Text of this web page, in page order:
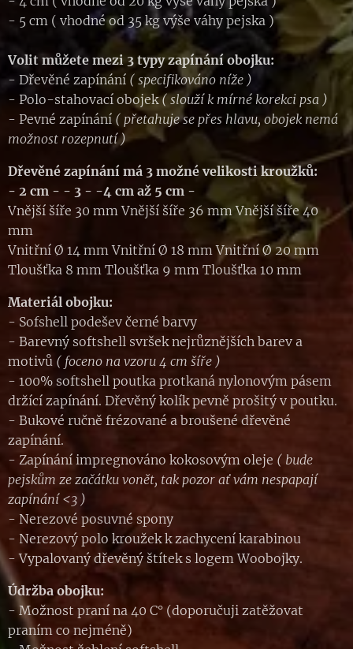
- 5 cm ( vhodné od 35 kg výše váhy pejska )
Volit můžete mezi 3 typy zapínání obojku:
- Dřevěné zapínání ( specifikováno níže )
- Polo-stahovací obojek( slouží k mírné korekci psa )
- Pevné zapínání ( přetahuje se přes hlavu, obojek nemá
možnost rozepnutí )
Dřevěné zapínání má 3 možné velikosti kroužků:
- 2 cm - - 3 - -4 cm až 5 cm -
Vnější šíře 30 mm Vnější šíře 36 mm Vnější šíře 40
mm
Vnitřní Ø 14 mm Vnitřní Ø 18 mm Vnitřní Ø 20 mm
Tloušťka 8 mm Tloušťka 9 mm Tloušťka 10 mm
Materiál obojku:
- Sofshell podešev černé barvy
- Barevný softshell svršek nejrůznějších barev a
motivů ( foceno na vzoru 4 cm šíře )
- 100% softshell poutka protkaná nylonovým pásem
držící zapínání. Dřevěný kolík pevně prošitý v poutku.
- Bukové ručně frézované a broušené dřevěné
zapínání.
- Zapínání impregnováno kokosovým oleje ( bude
pejskům ze začátku vonět, tak pozor ať vám nespapají
zapínání <3 )
- Nerezové posuvné spony
- Nerezový polo kroužek k zachycení karabinou
- Vypalovaný dřevěný štítek s logem Woobojky.
Údržba obojku:
- Možnost praní na 40 C° (doporučuji zatěžovat
praním co nejméně)